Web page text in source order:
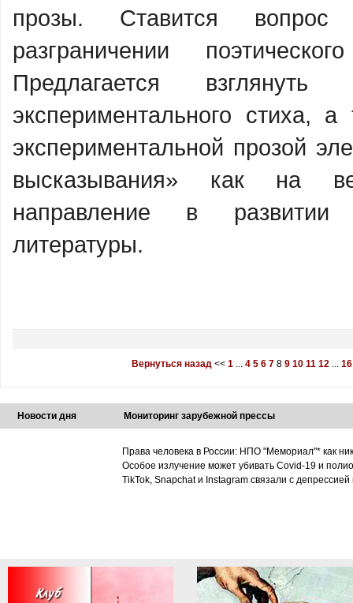
прозы. Ставится
разграничении
Предлагается
экспериментального стиха,
экспериментальной прозой
высказывания» как на
направление в развитии
литературы.
Вернуться назад<< 1 ... 4 5 6 7 8 9 10 11 12 ... 16
Новости дня Мониторинг зарубежной прессы
Права человека в России: НПО "Мемориал"* как
Особое излучение может убивать Covid-19 и
TikTok, Snapchat и Instagram связали с